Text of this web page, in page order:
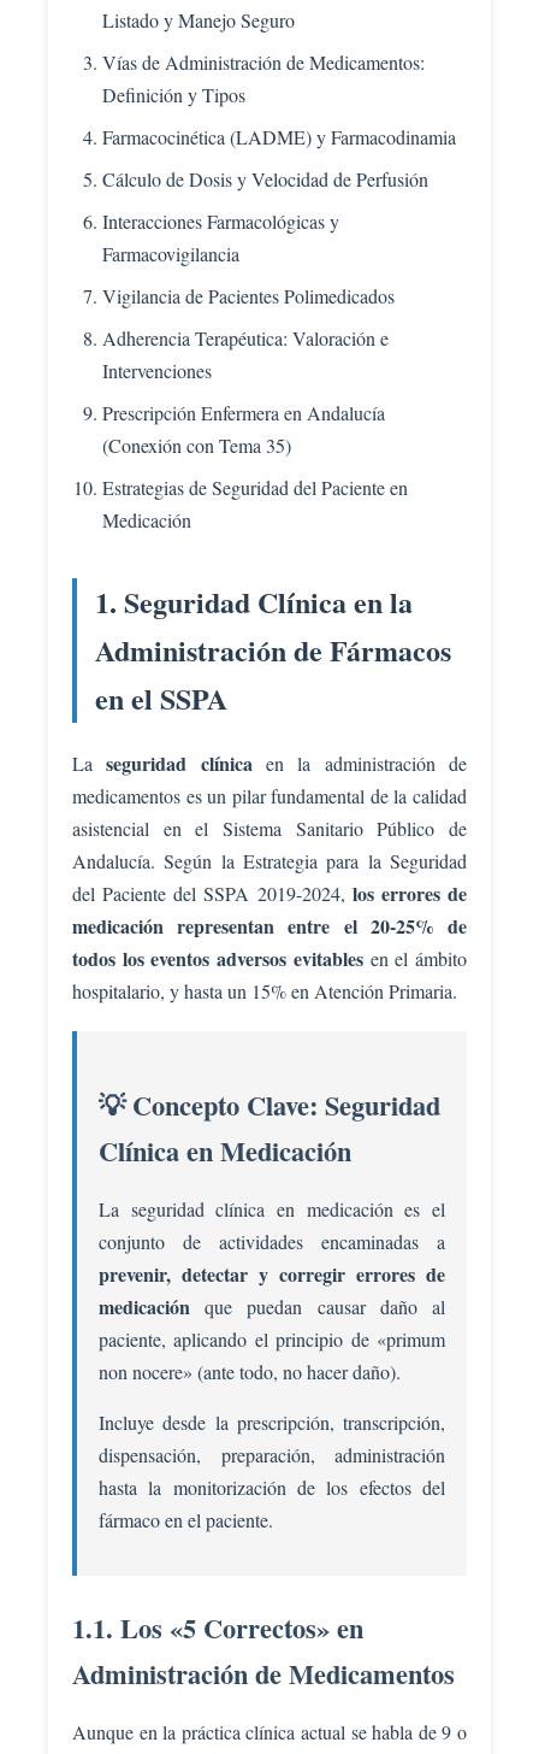
Listado y Manejo Seguro
Vías de Administración de Medicamentos:
Definición y Tipos
Farmacocinética (LADME) y Farmacodinamia
Cálculo de Dosis y Velocidad de Perfusión
Interacciones Farmacológicas y
Farmacovigilancia
Vigilancia de Pacientes Polimedicados
Adherencia Terapéutica: Valoración e
Intervenciones
Prescripción Enfermera en Andalucía
(Conexión con Tema 35)
Estrategias de Seguridad del Paciente en
Medicación
1. Seguridad Clínica en la
Administración de Fármacos
en el SSPA
Laseguridad clínica en la administración de
medicamentos es un pilar fundamental de la calidad
asistencial en el Sistema Sanitario Público de
Andalucía. Según la Estrategia para la Seguridad
del Paciente del SSPA 2019-2024, los errores de
medicación representan entre el 20-25% de
todos los eventos adversos evitablesen el ámbito
hospitalario, y hasta un 15% en Atención Primaria.
💡 Concepto Clave: Seguridad
Clínica en Medicación
La seguridad clínica en medicación es el
conjunto de actividades encaminadas a
prevenir, detectar y corregir errores de
medicación que puedan causar daño al
paciente, aplicando el principio de «primum
non nocere» (ante todo, no hacer daño).
Incluye desde la prescripción, transcripción,
dispensación, preparación, administración
hasta la monitorización de los efectos del
fármaco en el paciente.
1.1. Los «5 Correctos» en
Administración de Medicamentos
Aunque en la práctica clínica actual se habla de 9 o